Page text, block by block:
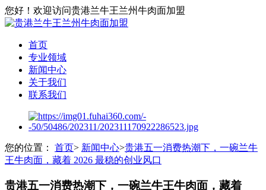
您好！欢迎访问贵港兰牛王兰州牛肉面加盟
首页
专业领域
新闻中心
关于我们
联系我们
您的位置： 首页> 新闻中心>贵港五一消费热潮下，一碗兰牛
王牛肉面，藏着 2026 最稳的创业风口
贵港五一消费热潮下，一碗兰牛王牛肉面，藏着